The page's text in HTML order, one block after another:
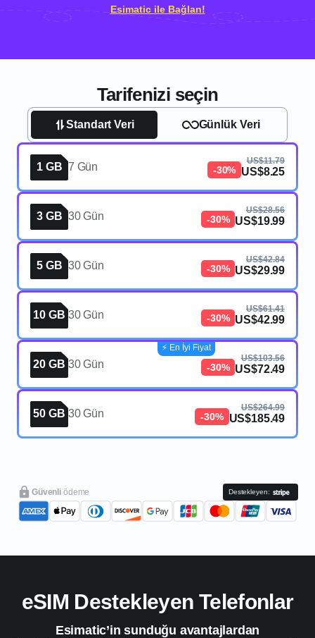
Esimatic ile Bağlan!
Tarifenizi seçin
Standart Veri Günlük Veri
1 GB 7 Gün -30%
US$11.79
US$8.25
3 GB 30 Gün -30%
US$28.56
US$19.99
5 GB 30 Gün -30%
US$42.84
US$29.99
10 GB 30 Gün -30%
US$61.41
US$42.99
20 GB 30 Gün -30%
US$103.56
US$72.49
⚡️ En İyi Fiyat
50 GB 30 Gün -30%
US$264.99
US$185.49
Güvenli ödeme Destekleyen:
eSIM Destekleyen Telefonlar
Esimatic’in sunduğu avantajlardan